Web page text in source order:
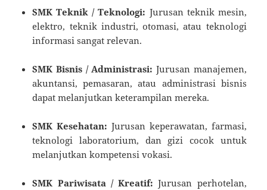
SMK Teknik / Teknologi: Jurusan teknik mesin,
elektro, teknik industri, otomasi, atau teknologi
informasi sangat relevan.
SMK Bisnis / Administrasi: Jurusan manajemen,
akuntansi, pemasaran, atau administrasi bisnis
dapat melanjutkan keterampilan mereka.
SMK Kesehatan: Jurusan keperawatan, farmasi,
teknologi laboratorium, dan gizi cocok untuk
melanjutkan kompetensi vokasi.
SMK Pariwisata / Kreatif: Jurusan perhotelan,